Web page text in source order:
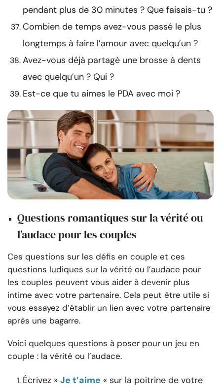
pendant plus de 30 minutes ? Que faisais-tu ?
Combien de temps avez-vous passé le plus
longtemps à faire l’amour avec quelqu’un ?
Avez-vous déjà partagé une brosse à dents
avec quelqu’un ? Qui ?
Est-ce que tu aimes le PDA avec moi ?
Questions romantiques sur la vérité ou
l’audace pour les couples
Ces questions sur les défis en couple et ces
questions ludiques sur la vérité ou l’audace pour
les couples peuvent vous aider à devenir plus
intime avec votre partenaire. Cela peut être utile si
vous essayez d’établir un lien avec votre partenaire
après une bagarre.
Voici quelques questions à poser pour un jeu en
couple : la vérité ou l’audace.
Écrivez » Je t’aime « sur la poitrine de votre